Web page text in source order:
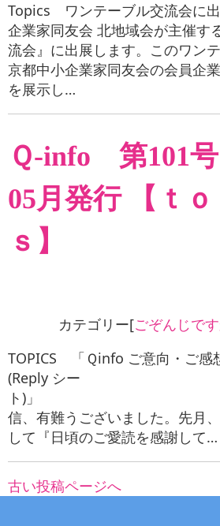
Topics ワンテーブル交流会に
企業家同友会 北地域会が主催す
流会』に出展します。このワン
京都中小企業家同友会の会員企
を展示し…
Ｑ-info 第101
05月発行 【ｔｏ
ｓ】
カテゴリー[ごぞんじで
TOPICS 「Ｑinfo ご意向・ご感
(Reply シー
ト)」
信、有難うございました。先月
して『日頃のご愛読を感謝して…
古い投稿ページへ